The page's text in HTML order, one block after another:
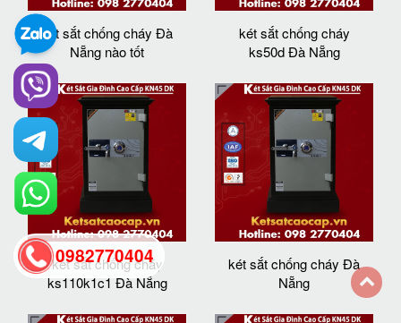
két sắt chống cháy Đà
Nẵng nào tốt
két sắt chống cháy
ks50d Đà Nẵng
két sắt chống cháy
ks110k1c1 Đà Nẵng
két sắt chống cháy Đà
Nẵng
0982770404
back